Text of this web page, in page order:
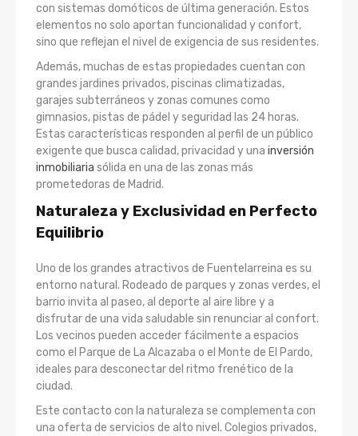
con sistemas domóticos de última generación. Estos
elementos no solo aportan funcionalidad y confort,
sino que reflejan el nivel de exigencia de sus residentes.
Además, muchas de estas propiedades cuentan con
grandes jardines privados, piscinas climatizadas,
garajes subterráneos y zonas comunes como
gimnasios, pistas de pádel y seguridad las 24 horas.
Estas características responden al perfil de un público
exigente que busca calidad, privacidad y una inversión
inmobiliaria sólida en una de las zonas más
prometedoras de Madrid.
Naturaleza y Exclusividad en Perfecto
Equilibrio
Uno de los grandes atractivos de Fuentelarreina es su
entorno natural. Rodeado de parques y zonas verdes, el
barrio invita al paseo, al deporte al aire libre y a
disfrutar de una vida saludable sin renunciar al confort.
Los vecinos pueden acceder fácilmente a espacios
como el Parque de La Alcazaba o el Monte de El Pardo,
ideales para desconectar del ritmo frenético de la
ciudad.
Este contacto con la naturaleza se complementa con
una oferta de servicios de alto nivel. Colegios privados,